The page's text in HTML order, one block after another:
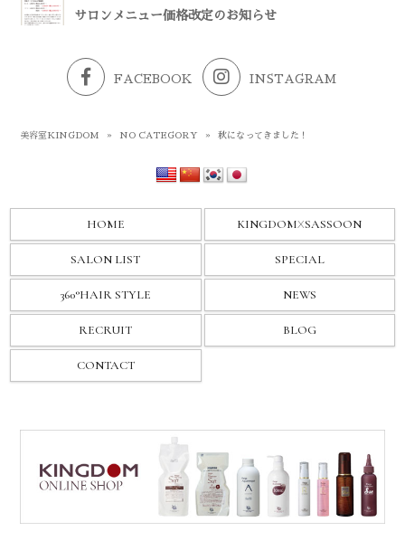
サロンメニュー価格改定のお知らせ
FACEBOOK INSTAGRAM
美容室KINGDOM » NO CATEGORY » 秋になってきました！
HOME KINGDOMXSASSOON
SALON LIST SPECIAL
360°HAIR STYLE NEWS
RECRUIT BLOG
CONTACT